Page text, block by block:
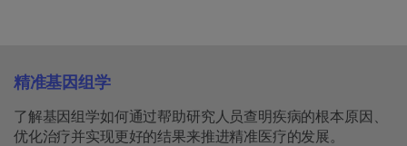
精准基因组学
了解基因组学如何通过帮助研究人员查明疾病的根本原因、
优化治疗并实现更好的结果来推进精准医疗的发展。